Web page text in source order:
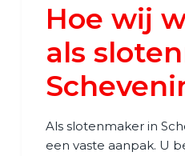
Hoe wij
als
Als slotenmaker in
een vaste aanpak. U